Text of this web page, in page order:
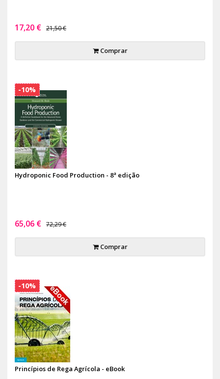
17,20 € 21,50 €
Comprar
Hydroponic Food Production - 8ª edição
65,06 € 72,29 €
Comprar
-10%
Princípios de Rega Agrícola - eBook
-10%